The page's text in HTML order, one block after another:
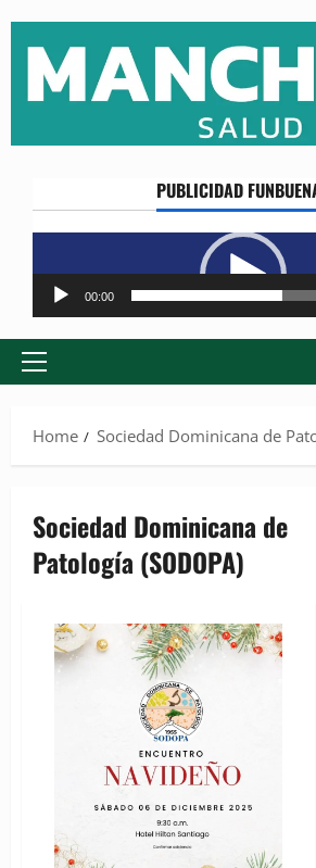
content
PUBLICIDAD
de
vídeo
00:00
Primary
Home
Sociedad Dominicana de
Sociedad Dominicana de
Patología (SODOPA)